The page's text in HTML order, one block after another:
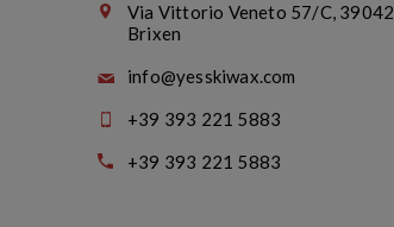
Via Vittorio Veneto 57/C, 39042
Brixen
info@yesskiwax.com
+39 393 221 5883
+39 393 221 5883